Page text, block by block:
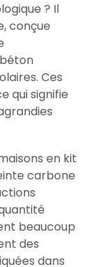
? Il
conçue
Ces
qui signifie
en kit
carbone
beaucoup
des
dans